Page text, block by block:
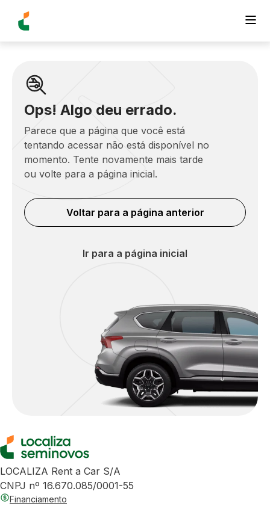
Ops! Algo deu errado.
Parece que a página que você está
tentando acessar não está disponível no
momento. Tente novamente mais tarde
ou volte para a página inicial.
Voltar para a página anterior
Ir para a página inicial
LOCALIZA Rent a Car S/A
CNPJ nº 16.670.085/0001-55
Financiamento